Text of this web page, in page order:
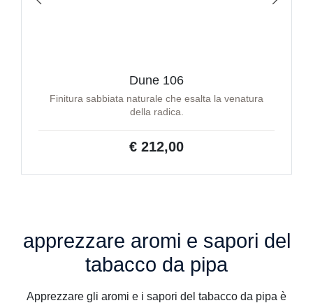
Dune 106
Finitura sabbiata naturale che esalta la venatura
della radica.
€ 212,00
apprezzare aromi e sapori del
tabacco da pipa
Apprezzare gli aromi e i sapori del tabacco da pipa è